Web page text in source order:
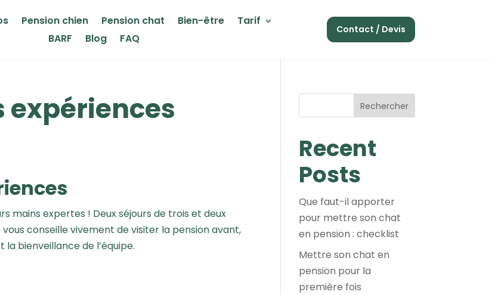
Pension chien Pension chat Bien-être
Tarif
BARF
Blog FAQ
Contact / Devis
expériences
mains expertes ! Deux séjours de trois et deux
conseille vivement de visiter la pension avant,
bienveillance de l’équipe.
Rechercher
Recent
Posts
Que faut-il apporter
pour mettre son chat
en pension : checklist
Mettre son chat en
pension pour la
première fois